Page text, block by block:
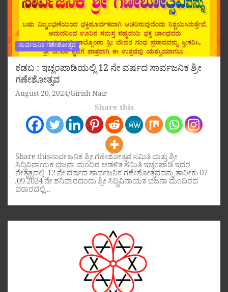
ಸಾರ್ವಜನಿಕ ಗಣೇಶೋತ್ಸವ
ಕಡಬ : ಇಚ್ಲಂಪಾಡಿಯಲ್ಲಿ 12 ನೇ ವರ್ಷದ ಸಾರ್ವಜನಿಕ ಶ್ರೀ
ಗಣೇಶೋತ್ಸವ
August 20, 2024 Girish Nair
Share this
Share thisಸಾರ್ವಜನಿಕ ಶ್ರೀ ಗಣೇಶೋತ್ಸವ ಸಮಿತಿ ಮತ್ತು ಶ್ರೀ
ಸಿದ್ಧಿವಿನಾಯಕ ಭಜನಾ ಮಂದಿರ ಆಡಳಿತ ಸಮಿತಿ ಇಚ್ಲಂಪಾಡಿ ಇದರ
ನೇತೃತ್ವದಲ್ಲಿ 12 ನೇ ವರ್ಷದ ಸಾರ್ವಜನಿಕ ಗಣೇಶೋತ್ಸವವನ್ನು ತಾರೀಕು 07
.09.2024 ನೇ ಶನಿವಾರದಂದು ಶ್ರೀ ಸಿದ್ಧಿವಿನಾಯಕ ಭಜನಾ ಮಂದಿರದ
ವಠಾರದಲ್ಲಿ…